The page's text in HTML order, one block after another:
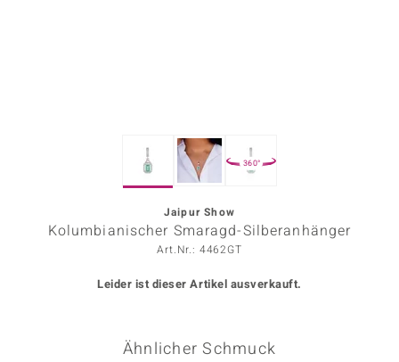
360°
Jaipur Show
Kolumbianischer Smaragd-Silberanhänger
Art.Nr.: 4462GT
Leider ist dieser Artikel ausverkauft.
Ähnlicher Schmuck